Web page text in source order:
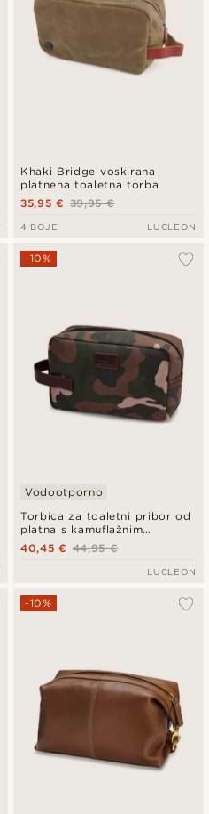
Khaki Bridge voskirana
platnena toaletna torba
39,95 €
35,95 €
4 BOJE LUCLEON
Torbica za toaletni pribor od
platna s kamuflažnim
uzorkom lišća i kože bivola
-10%
Vodootporno
44,95 €
40,45 €
LUCLEON
-10%